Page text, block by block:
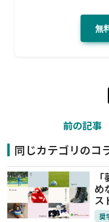
無
前の記事
同じカテゴリのコ
め
ス
奨